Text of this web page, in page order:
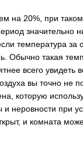
на 20%, при
значительно
температура
Обычно такая
всего увидеть
вы точно не
которую
и неровности при
и комната